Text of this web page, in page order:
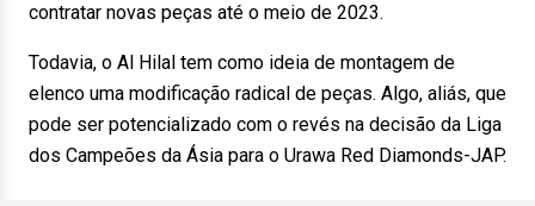
contratar novas peças até o meio de 2023.
Todavia, o Al Hilal tem como ideia de montagem de
elenco uma modificação radical de peças. Algo, aliás, que
pode ser potencializado com o revés na decisão da Liga
dos Campeões da Ásia para o Urawa Red Diamonds-JAP.